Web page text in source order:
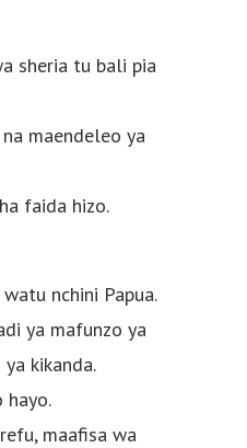
sheria tu bali pia
maendeleo ya
faida hizo.
nchini Papua.
ya mafunzo ya
kikanda.
hayo.
maafisa wa